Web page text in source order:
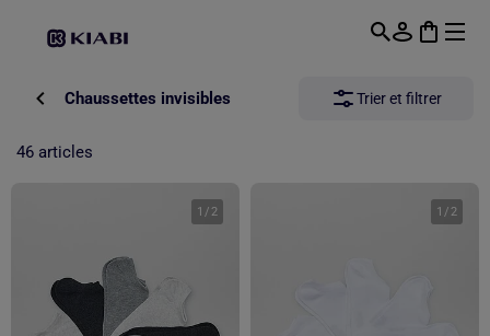
Chaussettes invisibles Trier et filtrer
46 articles
1 / 2 1 / 2